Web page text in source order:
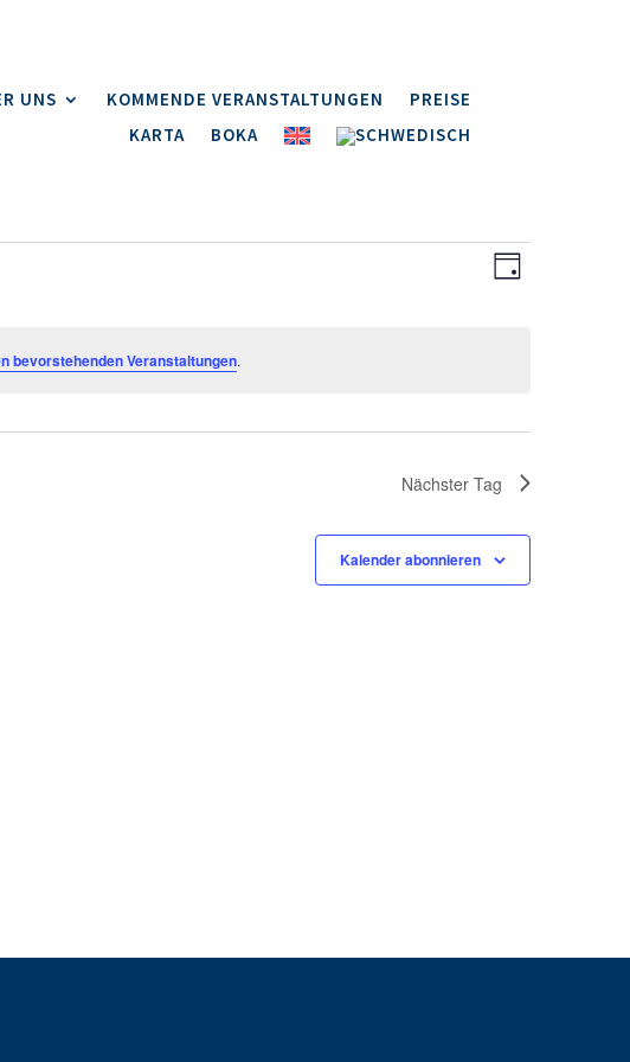
UNS KOMMENDE VERANSTALTUNGEN
PREISE
KARTA
BOKA
bevorstehenden Veranstaltungen.
Tag
Nächster Tag
Kalender abonnieren